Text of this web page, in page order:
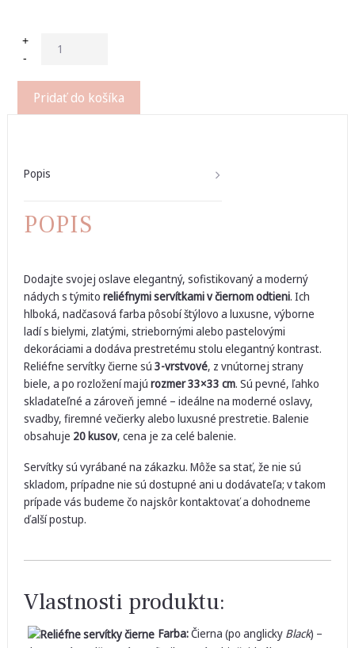
-
+
Pridať do košíka
Popis
POPIS
Dodajte svojej oslave elegantný, sofistikovaný a moderný
nádych s týmito reliéfnymi servítkami v čiernom odtieni. Ich
hlboká, nadčasová farba pôsobí štýlovo a luxusne, výborne
ladí s bielymi, zlatými, striebornými alebo pastelovými
dekoráciami a dodáva prestretému stolu elegantný kontrast.
Reliéfne servítky čierne sú 3-vrstvové, z vnútornej strany
biele, a po rozložení majú rozmer 33×33 cm. Sú pevné, ľahko
skladateľné a zároveň jemné – ideálne na moderné oslavy,
svadby, firemné večierky alebo luxusné prestretie. Balenie
obsahuje 20 kusov, cena je za celé balenie.
Servítky sú vyrábané na zákazku. Môže sa stať, že nie sú
skladom, prípadne nie sú dostupné ani u dodávateľa; v takom
prípade vás budeme čo najskôr kontaktovať a dohodneme
ďalší postup.
Vlastnosti produktu:
Farba:Čierna (po anglicky Black) –